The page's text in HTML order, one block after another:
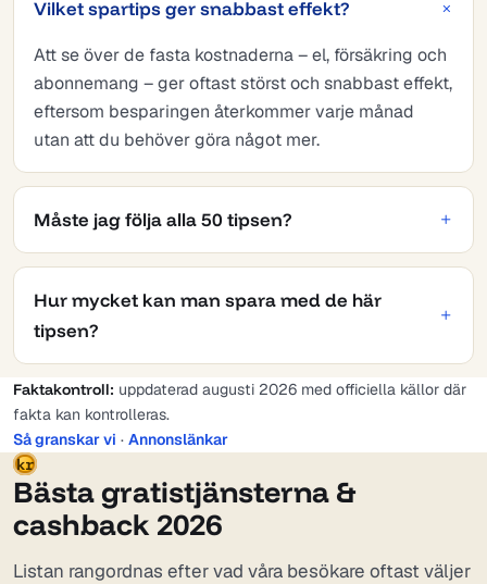
Vilket spartips ger snabbast effekt?
Att se över de fasta kostnaderna – el, försäkring och
abonnemang – ger oftast störst och snabbast effekt,
eftersom besparingen återkommer varje månad
utan att du behöver göra något mer.
Måste jag följa alla 50 tipsen?
Hur mycket kan man spara med de här
tipsen?
Faktakontroll: uppdaterad augusti 2026 med officiella källor där
fakta kan kontrolleras.
Så granskar vi · Annonslänkar
kr
Bästa gratistjänsterna &
cashback 2026
Listan rangordnas efter vad våra besökare oftast väljer